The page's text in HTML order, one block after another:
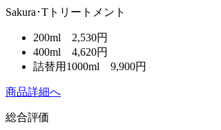
Sakura･Tトリートメント
200ml 2,530円
400ml 4,620円
詰替用1000ml 9,900円
商品詳細へ
総合評価